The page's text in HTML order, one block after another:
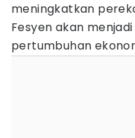
meningkatkan
Fesyen akan
pertumbuhan